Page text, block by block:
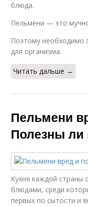
блюда.
Пельмени — это
Поэтому необходимо
для организма.
Читать дальше →
Пельмени
Полезны ли
Кухня каждой страны
блюдами, среди
первых по сытости и